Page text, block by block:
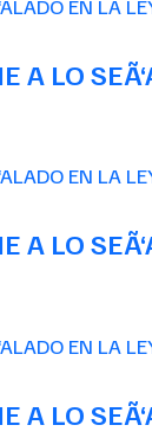
A LO
A LO
A LO